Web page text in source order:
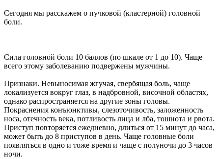
Сегодня мы расскажем о пучковой (кластерной) головной
боли.
Сила головной боли 10 баллов (по шкале от 1 до 10). Чаще
всего этому заболеванию подвержены мужчины.
Признаки. Невыносимая жгучая, свербящая боль, чаще
локализуется вокруг глаз, в надбровной, височной областях,
однако распространяется на другие зоны головы.
Покраснения конъюнктивы, слезоточивость, заложенность
носа, отечность века, потливость лица и лба, тошнота и рвота.
Приступ повторяется ежедневно, длиться от 15 минут до часа,
может быть до 8 приступов в день. Чаще головные боли
появляться в одно и тоже время и чаще с полуночи до 3 часов
ночи.